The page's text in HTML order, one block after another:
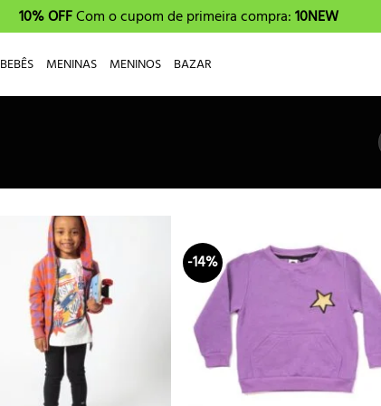
10% OFFCom o cupom de primeira compra:10NEW
BEBÊS MENINAS MENINOS BAZAR
-14%